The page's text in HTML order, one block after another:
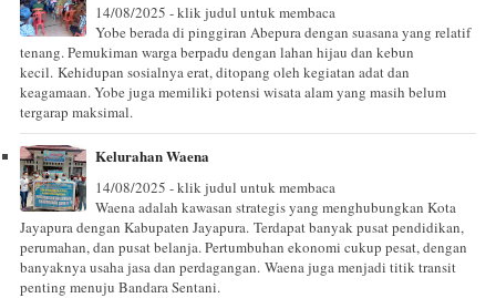
14/08/2025 - klik judul untuk membaca
Yobe berada di pinggiran Abepura dengan suasana yang relatif
tenang. Pemukiman warga berpadu dengan lahan hijau dan kebun
kecil. Kehidupan sosialnya erat, ditopang oleh kegiatan adat dan
keagamaan. Yobe juga memiliki potensi wisata alam yang masih belum
tergarap maksimal.
Kelurahan Waena
14/08/2025 - klik judul untuk membaca
Waena adalah kawasan strategis yang menghubungkan Kota
Jayapura dengan Kabupaten Jayapura. Terdapat banyak pusat pendidikan,
perumahan, dan pusat belanja. Pertumbuhan ekonomi cukup pesat, dengan
banyaknya usaha jasa dan perdagangan. Waena juga menjadi titik transit
penting menuju Bandara Sentani.